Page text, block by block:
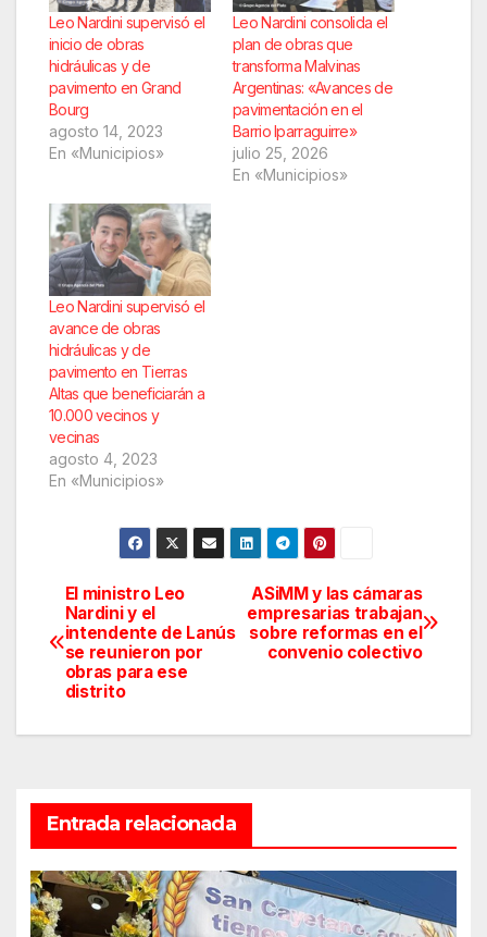
Leo Nardini supervisó el
inicio de obras
hidráulicas y de
pavimento en Grand
Bourg
agosto 14, 2023
En «Municipios»
Leo Nardini consolida el
plan de obras que
transforma Malvinas
Argentinas: «Avances de
pavimentación en el
Barrio Iparraguirre»
julio 25, 2026
En «Municipios»
Leo Nardini supervisó el
avance de obras
hidráulicas y de
pavimento en Tierras
Altas que beneficiarán a
10.000 vecinos y
vecinas
agosto 4, 2023
En «Municipios»
Navegación
de
entradas
ASiMM y las cámaras
empresarias trabajan
sobre reformas en el
convenio colectivo
El ministro Leo
Nardini y el
intendente de Lanús
se reunieron por
obras para ese
distrito
Entrada relacionada